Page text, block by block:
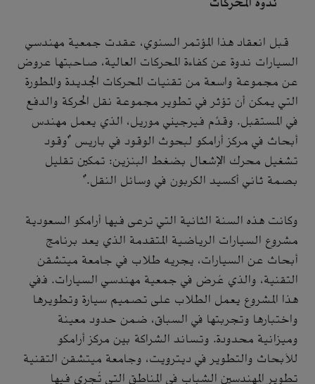
ندوة المحركات
قبل انعقاد هذا المؤتمر السنوي، عقدت جمعية مهندسي
السيارات ندوة عن كفاءة المحركات العالية، صاحبتها عروض
عن مجموعة واسعة من تقنيات المحركات الجديدة والمطورة
التي يمكن أن تؤثر في تطوير مجموعة نقل الحركة والدفع
في المستقبل. وقدَّم فيرجيني موريل، الذي يعمل مهندس
أبحاث في مركز أرامكو لبحوث الوقود في باريس "وقود
تشغيل محرك الإشعال بضغط البنزين: تمكين تقليل
بصمة ثاني أكسيد الكربون في وسائل النقل."
وكانت هذه السنة الثانية التي ترعى فيها أرامكو السعودية
مشروع السيارات الرياضية المتقدمة الذي يعد برنامج
أبحاث عن السيارات، يجريه طلاب في جامعة ميتشقن
التقنية، والذي عُرض في جمعية مهندسي السيارات. ففي
هذا المشروع يعمل الطلاب على تصميم سيارة وتطويرها
واختبارها وتجربتها في السباق، ضمن حدود معينة
وميزانية محدودة. وتساند الشراكة بين مركز أرامكو
للأبحاث والتطوير في ديترويت، وجامعة ميتشقن التقنية
تطوير المهندسين الشباب في المناطق التي تُجرى فيها